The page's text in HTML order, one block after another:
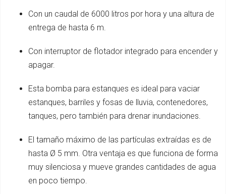
Con un caudal de 6000 litros por hora y una altura de
entrega de hasta 6 m.
Con interruptor de flotador integrado para encender y
apagar.
Esta bomba para estanques es ideal para vaciar
estanques, barriles y fosas de lluvia, contenedores,
tanques, pero también para drenar inundaciones.
El tamaño máximo de las partículas extraídas es de
hasta Ø 5 mm. Otra ventaja es que funciona de forma
muy silenciosa y mueve grandes cantidades de agua
en poco tiempo.